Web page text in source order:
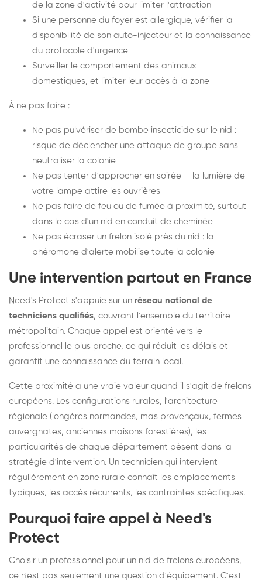
de la zone d'activité pour limiter l'attraction
Si une personne du foyer est allergique, vérifier la
disponibilité de son auto-injecteur et la connaissance
du protocole d'urgence
Surveiller le comportement des animaux
domestiques, et limiter leur accès à la zone
À ne pas faire :
Ne pas pulvériser de bombe insecticide sur le nid :
risque de déclencher une attaque de groupe sans
neutraliser la colonie
Ne pas tenter d'approcher en soirée — la lumière de
votre lampe attire les ouvrières
Ne pas faire de feu ou de fumée à proximité, surtout
dans le cas d'un nid en conduit de cheminée
Ne pas écraser un frelon isolé près du nid : la
phéromone d'alerte mobilise toute la colonie
Une intervention partout en France
Need's Protect s'appuie sur un réseau national de
techniciens qualifiés, couvrant l'ensemble du territoire
métropolitain. Chaque appel est orienté vers le
professionnel le plus proche, ce qui réduit les délais et
garantit une connaissance du terrain local.
Cette proximité a une vraie valeur quand il s'agit de frelons
européens. Les configurations rurales, l'architecture
régionale (longères normandes, mas provençaux, fermes
auvergnates, anciennes maisons forestières), les
particularités de chaque département pèsent dans la
stratégie d'intervention. Un technicien qui intervient
régulièrement en zone rurale connaît les emplacements
typiques, les accès récurrents, les contraintes spécifiques.
Pourquoi faire appel à Need's
Protect
Choisir un professionnel pour un nid de frelons européens,
ce n'est pas seulement une question d'équipement. C'est